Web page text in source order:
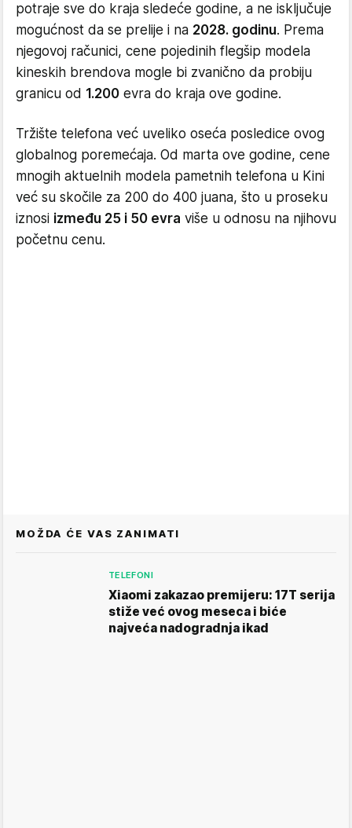
potraje sve do kraja sledeće godine, a ne isključuje
mogućnost da se prelije i na 2028. godinu. Prema
njegovoj računici, cene pojedinih flegšip modela
kineskih brendova mogle bi zvanično da probiju
granicu od 1.200 evra do kraja ove godine.
Tržište telefona već uveliko oseća posledice ovog
globalnog poremećaja. Od marta ove godine, cene
mnogih aktuelnih modela pametnih telefona u Kini
već su skočile za 200 do 400 juana, što u proseku
iznosi između 25 i 50 evra više u odnosu na njihovu
početnu cenu.
MOŽDA ĆE VAS ZANIMATI
TELEFONI
Xiaomi zakazao premijeru: 17T serija
stiže već ovog meseca i biće
najveća nadogradnja ikad